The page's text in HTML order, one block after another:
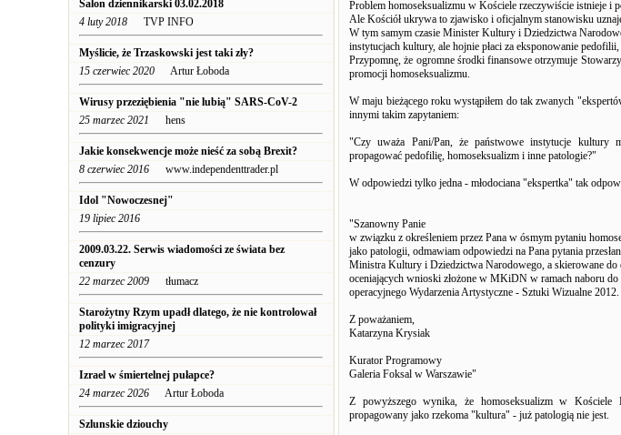
Salon dziennikarski 03.02.2018
4 luty 2018 TVP INFO
Myślicie, że Trzaskowski jest taki zły?
15 czerwiec 2020 Artur Łoboda
Wirusy przeziębienia "nie lubią" SARS-CoV-2
25 marzec 2021 hens
Jakie konsekwencje może nieść za sobą Brexit?
8 czerwiec 2016 www.independenttrader.pl
Idol "Nowoczesnej"
19 lipiec 2016
2009.03.22. Serwis wiadomości ze świata bez
cenzury
22 marzec 2009 tłumacz
Starożytny Rzym upadł dlatego, że nie kontrolował
polityki imigracyjnej
12 marzec 2017
Izrael w śmiertelnej pułapce?
24 marzec 2026 Artur Łoboda
Szlunskie dziouchy
Problem homoseksualizmu w Kościele rzeczywiście istnieje i
Ale Kościół ukrywa to zjawisko i oficjalnym stanowisku
W tym samym czasie Minister Kultury i Dziedzictwa
instytucjach kultury, ale hojnie płaci za eksponowanie
Przypomnę, że ogromne środki finansowe otrzymuje
promocji homoseksualizmu.
W maju bieżącego roku wystąpiłem do tak zwanych
innymi takim zapytaniem:
"Czy uważa Pani/Pan, że państwowe instytucje
propagować pedofilię, homoseksualizm i inne patologie?"
W odpowiedzi tylko jedna - młodociana "ekspertka" tak
"Szanowny Panie
w związku z określeniem przez Pana w ósmym pytaniu
jako patologii, odmawiam odpowiedzi na Pana pytania
Ministra Kultury i Dziedzictwa Narodowego, a skierowane do
oceniających wnioski złożone w MKiDN w ramach naboru do
operacyjnego Wydarzenia Artystyczne - Sztuki Wizualne 2012.
Z poważaniem,
Katarzyna Krysiak
Kurator Programowy
Galeria Foksal w Warszawie"
Z powyższego wynika, że homoseksualizm w Kościele
propagowany jako rzekoma "kultura" - już patologią nie jest.